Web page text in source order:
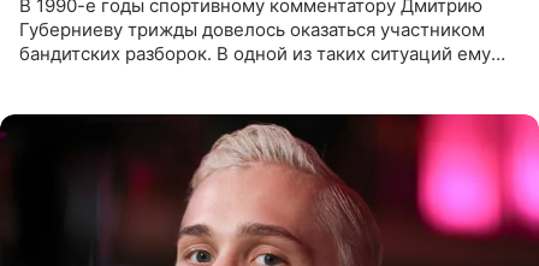
В 1990-е годы спортивному комментатору Дмитрию
Губерниеву трижды довелось оказаться участником
бандитских разборок. В одной из таких ситуаций ему